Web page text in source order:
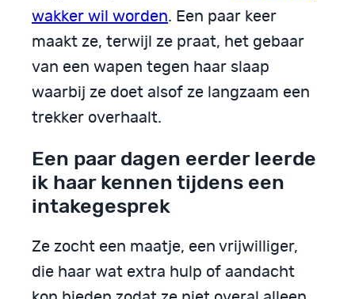
wakker wil worden. Een paar keer
maakt ze, terwijl ze praat, het gebaar
van een wapen tegen haar slaap
waarbij ze doet alsof ze langzaam een
trekker overhaalt.
Een paar dagen eerder leerde
ik haar kennen tijdens een
intakegesprek
Ze zocht een maatje, een vrijwilliger,
die haar wat extra hulp of aandacht